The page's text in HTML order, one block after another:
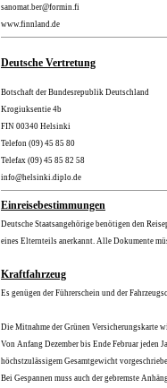
sanomat.ber@formin.fi
www.finnland.de
Deutsche Vertretung
Botschaft der Bundesrepublik Deutschland
Krogiuksentie 4b
FIN 00340 Helsinki
Telefon (09) 45 85 80
Telefax (09) 45 85 82 58
info@helsinki.diplo.de
Einreisebestimmungen
Deutsche Staatsangehörige benötigen den
eines Elternteils anerkannt. Alle Dokumente
Kraftfahrzeug
Es genügen der Führerschein und der
Die Mitnahme der Grünen Versicherungskarte
Von Anfang Dezember bis Ende Februar jeden
höchstzulässigem Gesamtgewicht
Bei Gespannen muss auch der gebremste